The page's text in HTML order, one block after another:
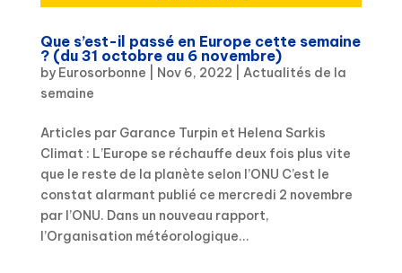
Que s’est-il passé en Europe cette semaine
? (du 31 octobre au 6 novembre)
by Eurosorbonne Nov 6, 2022
Actualités de la
semaine
Articles par Garance Turpin et Helena Sarkis
Climat : L’Europe se réchauffe deux fois plus vite
que le reste de la planète selon l’ONU C’est le
constat alarmant publié ce mercredi 2 novembre
par l’ONU. Dans un nouveau rapport,
l’Organisation météorologique...